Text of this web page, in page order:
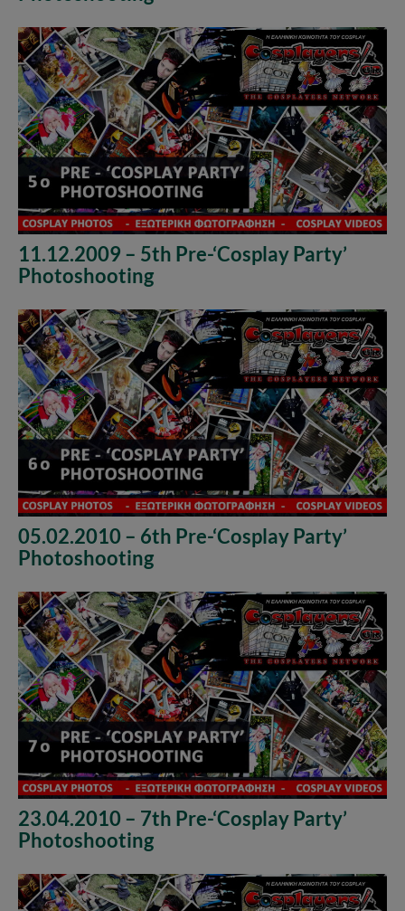
11.12.2009 – 5th Pre-‘Cosplay Party’
Photoshooting
05.02.2010 – 6th Pre-‘Cosplay Party’
Photoshooting
23.04.2010 – 7th Pre-‘Cosplay Party’
Photoshooting